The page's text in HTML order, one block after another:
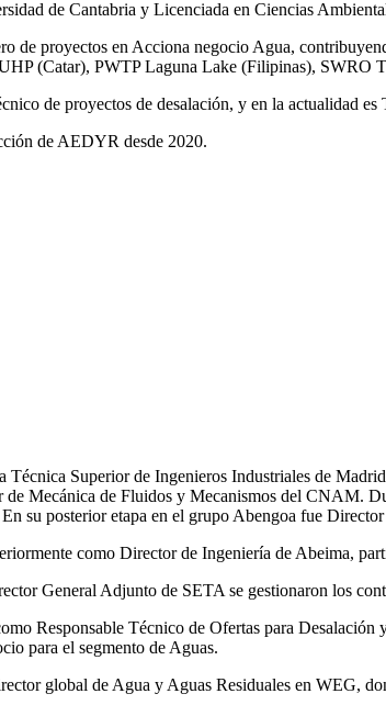
de Cantabria y Licenciada en Ciencias
de proyectos en Acciona negocio Agua,
(Catar), PWTP Laguna Lake (Filipinas), SWRO
de proyectos de desalación, y en la actualidad
de AEDYR desde 2020.
Técnica Superior de Ingenieros Industriales de
de Mecánica de Fluidos y Mecanismos del CNAM.
su posterior etapa en el grupo Abengoa fue
como Director de Ingeniería de Abeima,
General Adjunto de SETA se gestionaron los
Responsable Técnico de Ofertas para
para el segmento de Aguas.
global de Agua y Aguas Residuales en WEG,